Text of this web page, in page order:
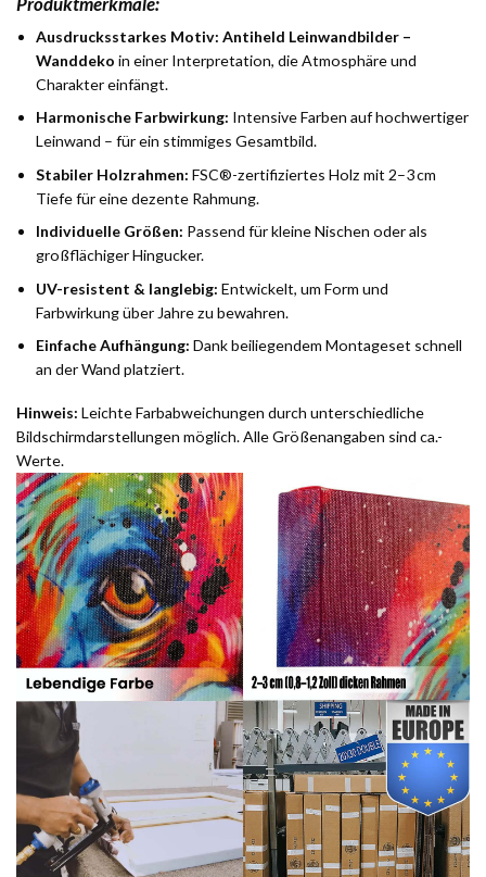
Ausdrucksstarkes Motiv: Antiheld Leinwandbilder –
Wanddeko in einer Interpretation, die Atmosphäre und
Charakter einfängt.
Harmonische Farbwirkung: Intensive Farben auf hochwertiger
Leinwand – für ein stimmiges Gesamtbild.
Stabiler Holzrahmen: FSC®-zertifiziertes Holz mit 2–3 cm
Tiefe für eine dezente Rahmung.
Individuelle Größen: Passend für kleine Nischen oder als
großflächiger Hingucker.
UV-resistent & langlebig: Entwickelt, um Form und
Farbwirkung über Jahre zu bewahren.
Einfache Aufhängung: Dank beiliegendem Montageset schnell
an der Wand platziert.
Hinweis: Leichte Farbabweichungen durch unterschiedliche
Bildschirmdarstellungen möglich. Alle Größenangaben sind ca.-
Werte.